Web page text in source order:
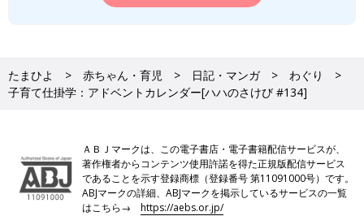
たまひよ 赤ちゃん・育児 日記・マンガ
わぐり
子育て仕掛学：アドベントカレンダー[ハハのさけび #134]
ＡＢＪマークは、この電子書店・電子書籍配信サービスが、
著作権者からコンテンツ使用許諾を得た正規版配信サービス
であることを示す登録商標（登録番号 第11091000号）です。
ABJマークの詳細、ABJマークを掲示しているサービスの一覧
はこちら→https://aebs.or.jp/